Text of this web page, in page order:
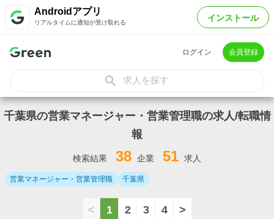
Androidアプリ
リアルタイムに通知が受け取れる インストール
ログイン 会員登録
求人を探す
千葉県の営業マネージャー・営業管理職の求人/転職情
報
検索結果 38 企業 51 求人
営業マネージャー・営業管理職 千葉県
< 1 2 3 4 >